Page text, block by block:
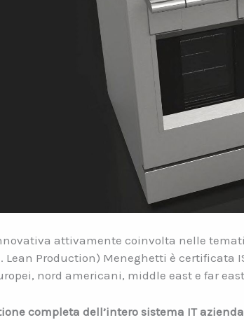
attivamente coinvolta nelle
Lean Production) Meneghetti è certificata
nord americani, middle east e far
completa dell’intero sistema IT